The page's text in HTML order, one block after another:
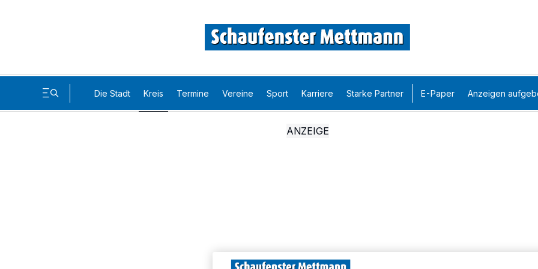
Die Stadt Kreis Termine Vereine Sport Karriere Starke Partner E-Paper Anzeigen